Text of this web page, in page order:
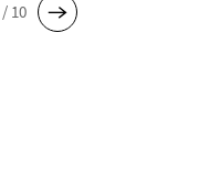
/ 10